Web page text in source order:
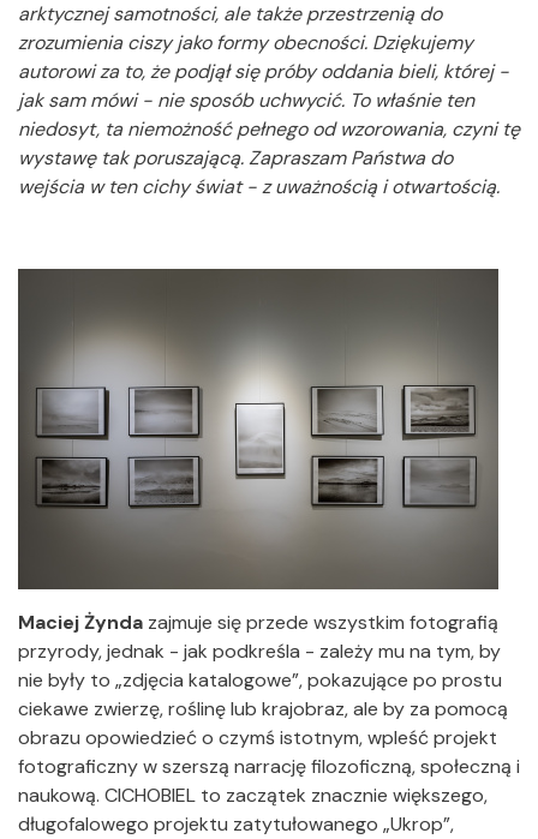
arktycznej samotności, ale także przestrzenią do
zrozumienia ciszy jako formy obecności. Dziękujemy
autorowi za to, że podjął się próby oddania bieli, której -
jak sam mówi - nie sposób uchwycić. To właśnie ten
niedosyt, ta niemożność pełnego od wzorowania, czyni tę
wystawę tak poruszającą. Zapraszam Państwa do
wejścia w ten cichy świat - z uważnością i otwartością.
Maciej Żynda zajmuje się przede wszystkim fotografią
przyrody, jednak - jak podkreśla - zależy mu na tym, by
nie były to „zdjęcia katalogowe”, pokazujące po prostu
ciekawe zwierzę, roślinę lub krajobraz, ale by za pomocą
obrazu opowiedzieć o czymś istotnym, wpleść projekt
fotograficzny w szerszą narrację filozoficzną, społeczną i
naukową. CICHOBIEL to zaczątek znacznie większego,
długofalowego projektu zatytułowanego „Ukrop”,